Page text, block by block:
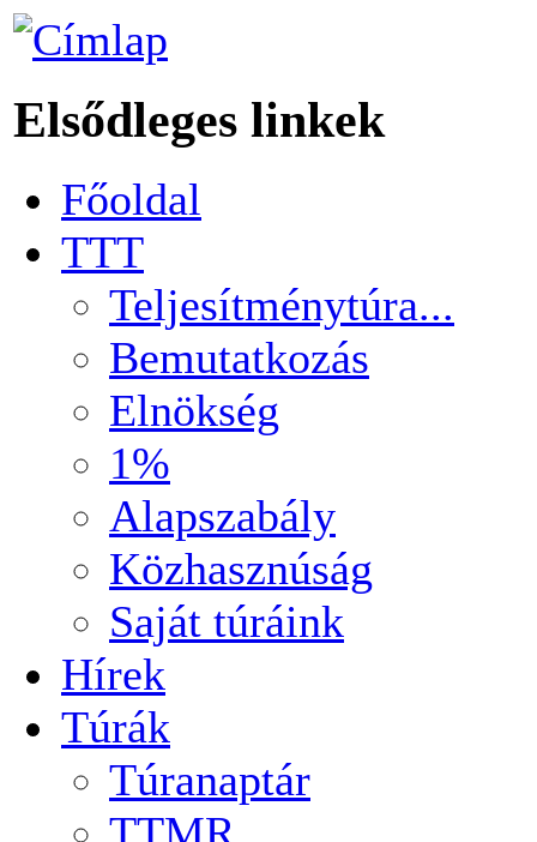
Elsődleges linkek
Főoldal
TTT
Teljesítménytúra...
Bemutatkozás
Elnökség
1%
Alapszabály
Közhasznúság
Saját túráink
Hírek
Túrák
Túranaptár